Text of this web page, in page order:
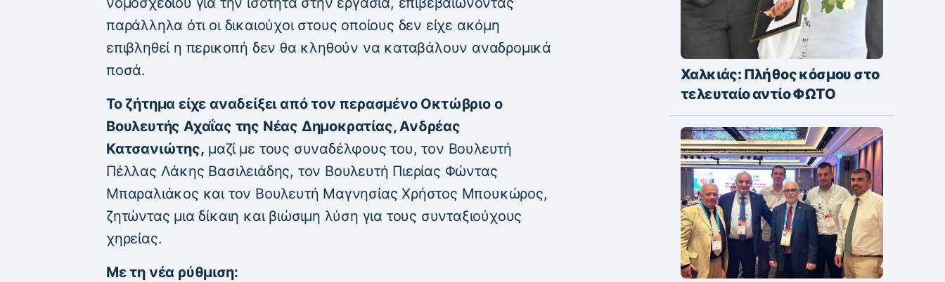
παράλληλα ότι οι δικαιούχοι στους οποίους δεν είχε ακόμη
επιβληθεί η περικοπή δεν θα κληθούν να καταβάλουν αναδρομικά
ποσά.
Το ζήτημα είχε αναδείξει από τον περασμένο Οκτώβριο ο
Βουλευτής Αχαΐας της Νέας Δημοκρατίας, Ανδρέας
Κατσανιώτης, μαζί με τους συναδέλφους του, τον Βουλευτή
Πέλλας Λάκης Βασιλειάδης, τον Βουλευτή Πιερίας Φώντας
Μπαραλιάκος και τον Βουλευτή Μαγνησίας Χρήστος Μπουκώρος,
ζητώντας μια δίκαιη και βιώσιμη λύση για τους συνταξιούχους
χηρείας.
Με τη νέα ρύθμιση:
Χαλκιάς: Πλήθος κόσμου στο
τελευταίο αντίο ΦΩΤΟ